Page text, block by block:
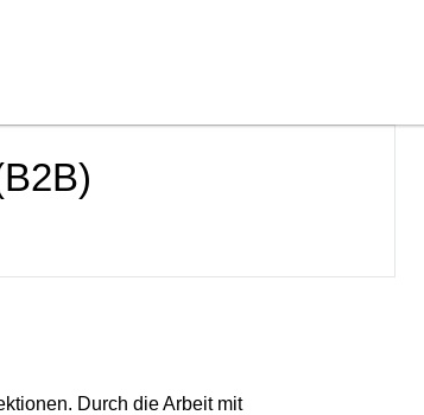
Durch die Arbeit mit